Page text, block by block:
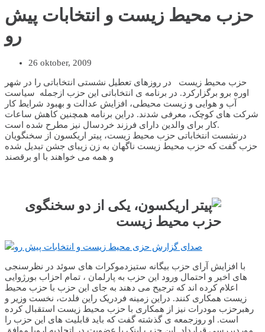
حزب محیط زیست و انتخابات پیش
رو
26 oktober, 2009
حزب محیط زیست در روزهای تعطیل نشستی انتخاباتی را در شهر
اوره برو برگزارکرد. در برنامه ی انتخاباتی این حزب ازجمله سیاست
آب و هوایی و زیست محیطی، افزایش عدالت و بهبود شرایط کار
شرکت های کوچک، معرفی شدند. دراین برنامه همچنین کاهش ساعات
کار برای والدین دارای فرزند خردسال نیز مطرح شده است.
درنشست انتخاباتی حزب محیط زیست، پیتر اریکسون از سخنگویان
حزب گفت که حزب محیط زیست ناگهان به زن زیبای جشن تبدیل شده
و همه می خواهند با او برقصند
صدای گزارش حزی محیط زیست و انتخابات پیش رو
با افزایش آرای حزب بیگانه ستیزدموکرات های سوئد در نظرسنجی
های اخیر و احتمال ورود این حزب به پارلمان ، تمام احزاب بورژوایی
اعلام کرده اند که ترجیح می دهند به جای این حزب با حزب محیط
زیست همکاری کنند. دراین زمینه فردریک راین فلدت، نخست وزیر و
رهبرحزب مودرات نیز از همکاری با حزب محیط زیست استقبال کرده
است. او روزجمعه ی گذشته گفت که باید قابلیت های این حزب را